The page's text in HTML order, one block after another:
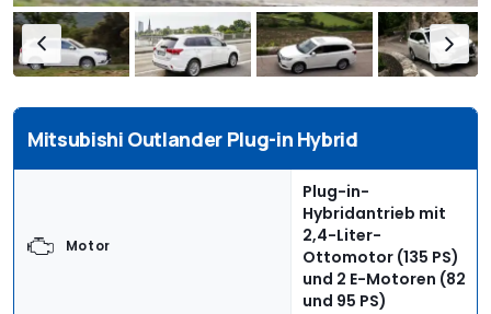
Mitsubishi Outlander Plug-in Hybrid
Motor
Plug-in-
Hybridantrieb mit
2,4-Liter-
Ottomotor (135 PS)
und 2 E-Motoren (82
und 95 PS)